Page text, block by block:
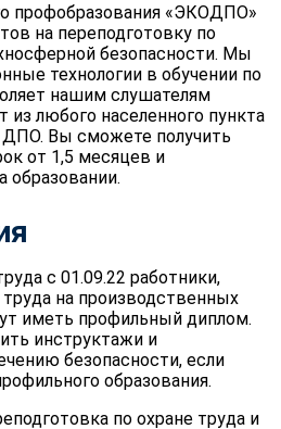
профобразования «ЭКОДПО»
на переподготовку по
безопасности. Мы
технологии в обучении по
нашим слушателям
из любого населенного пункта
ДПО. Вы сможете получить
от 1,5 месяцев и
с 01.09.22 работники,
на производственных
иметь профильный диплом.
инструктажи и
безопасности, если
образования.
по охране труда и